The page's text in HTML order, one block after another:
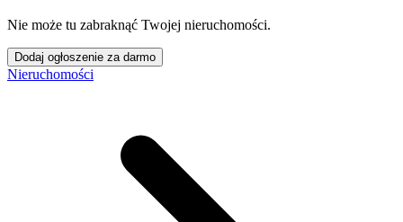
Nie może tu zabraknąć Twojej nieruchomości.
Dodaj ogłoszenie za darmo
Nieruchomości